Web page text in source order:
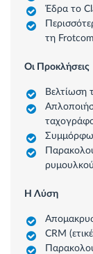
Έδρα το
τη Frotcom
Οι Προκλήσεις
Βελτίωση
Η Λύση
CRM